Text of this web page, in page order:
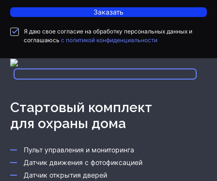
Заказать
Я даю свое согласие на обработку персональных данных и
соглашаюсь с политикой конфиденциальности
Стартовый комплект
для охраны дома
Пульт управления и мониторинга
Датчик движения с фотофиксацией
Датчик открытия дверей